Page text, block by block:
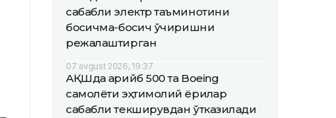
сабабли электр таъминотини
босқичма-босқич ўчиришни
режалаштирган
07 avgust 2026, 19:37
АҚШда қарийб 500 та Boeing
самолёти эҳтимолий ёриқлар
сабабли текширувдан ўтказилади